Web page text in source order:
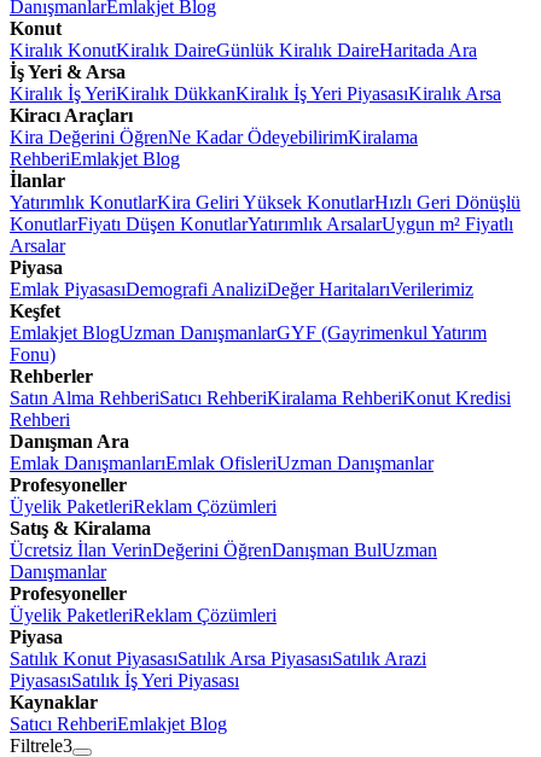
DanışmanlarEmlakjet Blog
Konut
Kiralık KonutKiralık DaireGünlük Kiralık DaireHaritada Ara
İş Yeri & Arsa
Kiralık İş YeriKiralık DükkanKiralık İş Yeri PiyasasıKiralık Arsa
Kiracı Araçları
Kira Değerini ÖğrenNe Kadar ÖdeyebilirimKiralama
RehberiEmlakjet Blog
İlanlar
Yatırımlık KonutlarKira Geliri Yüksek KonutlarHızlı Geri Dönüşlü
KonutlarFiyatı Düşen KonutlarYatırımlık ArsalarUygun m² Fiyatlı
Arsalar
Piyasa
Emlak PiyasasıDemografi AnaliziDeğer HaritalarıVerilerimiz
Keşfet
Emlakjet BlogUzman DanışmanlarGYF (Gayrimenkul Yatırım
Fonu)
Rehberler
Satın Alma RehberiSatıcı RehberiKiralama RehberiKonut Kredisi
Rehberi
Danışman Ara
Emlak DanışmanlarıEmlak OfisleriUzman Danışmanlar
Profesyoneller
Üyelik PaketleriReklam Çözümleri
Satış & Kiralama
Ücretsiz İlan VerinDeğerini ÖğrenDanışman BulUzman
Danışmanlar
Profesyoneller
Üyelik PaketleriReklam Çözümleri
Piyasa
Satılık Konut PiyasasıSatılık Arsa PiyasasıSatılık Arazi
PiyasasıSatılık İş Yeri Piyasası
Kaynaklar
Satıcı RehberiEmlakjet Blog
Filtrele3